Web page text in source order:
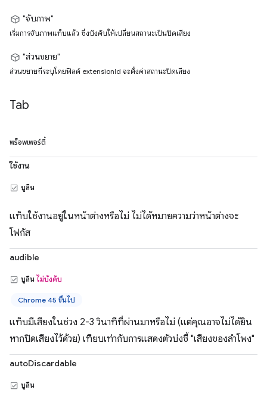
"จับภาพ"
เริ่มการจับภาพแท็บแล้ว ซึ่งบังคับให้เปลี่ยนสถานะเป็นปิดเสียง
"ส่วนขยาย"
ส่วนขยายที่ระบุโดยฟิลด์ extensionId จะตั้งค่าสถานะปิดเสียง
Tab
พร็อพเพอร์ตี้
ใช้งาน
บูลีน
แท็บใช้งานอยู่ในหน้าต่างหรือไม่ ไม่ได้หมายความว่าหน้าต่างจะ
โฟกัส
audible
บูลีน ไม่บังคับ
Chrome 45 ขึ้นไป
แท็บมีเสียงในช่วง 2-3 วินาทีที่ผ่านมาหรือไม่ (แต่คุณอาจไม่ได้ยิน
หากปิดเสียงไว้ด้วย) เทียบเท่ากับการแสดงตัวบ่งชี้ "เสียงของลำโพง"
autoDiscardable
บูลีน